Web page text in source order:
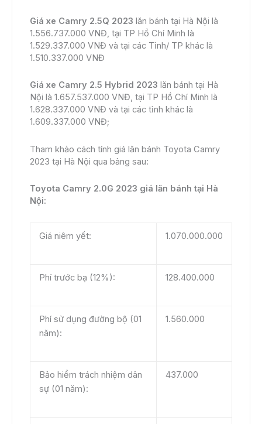
Giá xe Camry 2.5Q 2023 lăn bánh tại Hà Nội là
1.556.737.000 VNĐ, tại TP Hồ Chí Minh là
1.529.337.000 VNĐ và tại các Tỉnh/ TP khác là
1.510.337.000 VNĐ
Giá xe Camry 2.5 Hybrid 2023 lăn bánh tại Hà
Nội là 1.657.537.000 VNĐ, tại TP Hồ Chí Minh là
1.628.337.000 VNĐ và tại các tỉnh khác là
1.609.337.000 VNĐ;
Tham khảo cách tính giá lăn bánh Toyota Camry
2023 tại Hà Nội qua bảng sau:
Toyota Camry 2.0G 2023 giá lăn bánh tại Hà
Nội:
Giá niêm yết: 1.070.000.000
Phí trước bạ (12%): 128.400.000
Phí sử dụng đường bộ (01
năm):
1.560.000
Bảo hiểm trách nhiệm dân
sự (01 năm):
437.000